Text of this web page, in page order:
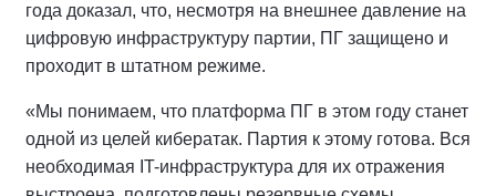
года доказал, что, несмотря на внешнее давление на
цифровую инфраструктуру партии, ПГ защищено и
проходит в штатном режиме.
«Мы понимаем, что платформа ПГ в этом году станет
одной из целей кибератак. Партия к этому готова. Вся
необходимая IT-инфраструктура для их отражения